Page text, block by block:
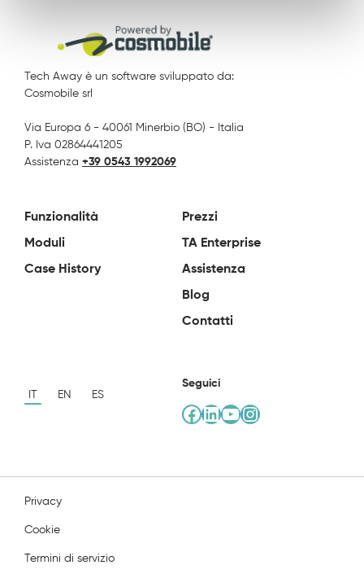
Tech Away è un software sviluppato da:
Cosmobile srl
Via Europa 6 - 40061 Minerbio (BO) - Italia
P. Iva 02864441205
Assistenza +39 0543 1992069
Funzionalità
Moduli
Case History
Prezzi
TA Enterprise
Assistenza
Blog
Contatti
EN ES
Seguici
Facebook
LinkedIn
YouTube
Instagram
Privacy
Cookie
Termini di servizio